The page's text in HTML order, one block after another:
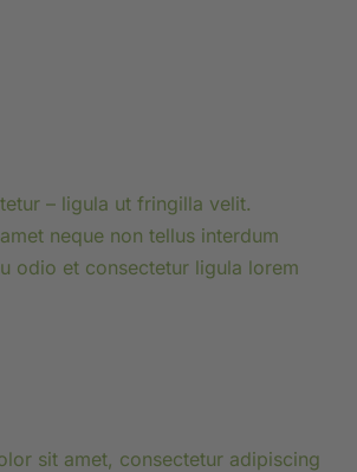
– ligula ut fringilla velit.
neque non tellus interdum
odio et consectetur ligula lorem
sit amet, consectetur adipiscing